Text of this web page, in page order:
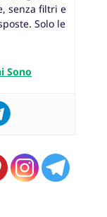
senza filtri e
Solo le
Sono